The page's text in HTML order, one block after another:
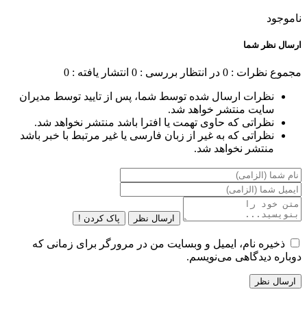
ناموجود
ارسال نظر شما
مجموع نظرات : 0 در انتظار بررسی : 0 انتشار یافته : 0
نظرات ارسال شده توسط شما، پس از تایید توسط مدیران
سایت منتشر خواهد شد.
نظراتی که حاوی تهمت یا افترا باشد منتشر نخواهد شد.
نظراتی که به غیر از زبان فارسی یا غیر مرتبط با خبر باشد
منتشر نخواهد شد.
ارسال نظر پاک کردن !
ذخیره نام، ایمیل و وبسایت من در مرورگر برای زمانی که
دوباره دیدگاهی می‌نویسم.